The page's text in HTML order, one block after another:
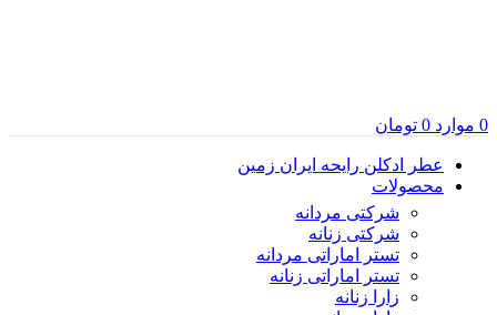
0 موارد 0 تومان
عطر ادکلن رایحه ایران زمین
محصولات
شرکتی مردانه
شرکتی زنانه
تستر اماراتی مردانه
تستر اماراتی زنانه
زارا زنانه